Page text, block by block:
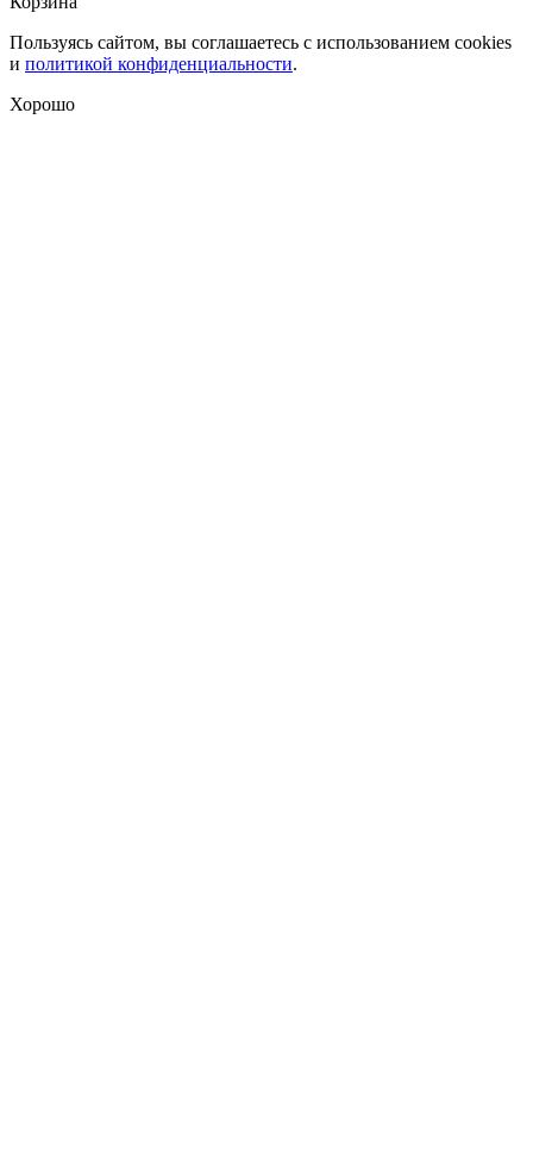
Пользуясь сайтом, вы соглашаетесь с использованием cookies
и политикой конфиденциальности.
Хорошо